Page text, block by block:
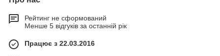
Рейтинг не сформований
Менше 5 відгуків за останній рік
Працює з 22.03.2016